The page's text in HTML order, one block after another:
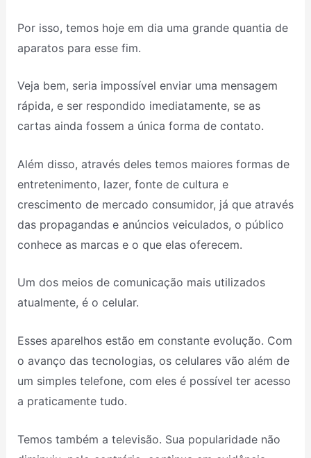
Por isso, temos hoje em dia uma grande quantia de
aparatos para esse fim.
Veja bem, seria impossível enviar uma mensagem
rápida, e ser respondido imediatamente, se as
cartas ainda fossem a única forma de contato.
Além disso, através deles temos maiores formas de
entretenimento, lazer, fonte de cultura e
crescimento de mercado consumidor, já que através
das propagandas e anúncios veiculados, o público
conhece as marcas e o que elas oferecem.
Um dos meios de comunicação mais utilizados
atualmente, é o celular.
Esses aparelhos estão em constante evolução. Com
o avanço das tecnologias, os celulares vão além de
um simples telefone, com eles é possível ter acesso
a praticamente tudo.
Temos também a televisão. Sua popularidade não